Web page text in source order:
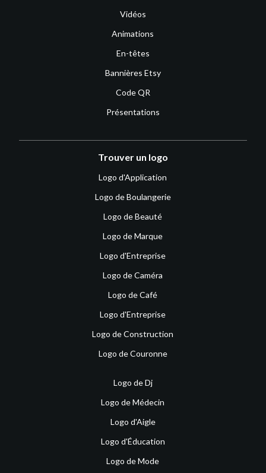
Vidéos
Animations
En-têtes
Bannières Etsy
Code QR
Présentations
Trouver un logo
Logo d'Application
Logo de Boulangerie
Logo de Beauté
Logo de Marque
Logo d'Entreprise
Logo de Caméra
Logo de Café
Logo d'Entreprise
Logo de Construction
Logo de Couronne
Logo de Dj
Logo de Médecin
Logo d'Aigle
Logo d'Éducation
Logo de Mode